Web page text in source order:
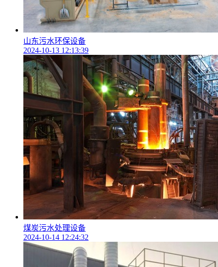
山东污水环保设备
2024-10-13 12:13:39
煤炭污水处理设备
2024-10-14 12:24:32